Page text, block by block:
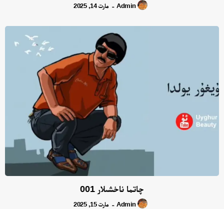
Admin
- مارت 14, 2025
چاتما ناخشىلار 001
Admin
- مارت 15, 2025